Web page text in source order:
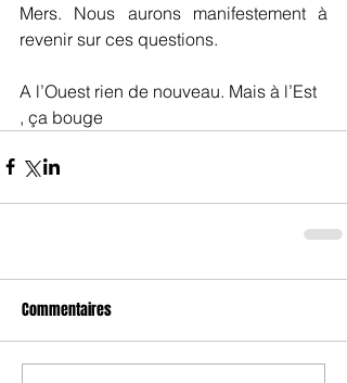
Mers. Nous aurons manifestement à
revenir sur ces questions.
A l’Ouest rien de nouveau. Mais à l’Est
, ça bouge
Commentaires